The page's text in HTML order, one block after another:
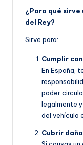
¿Para qué sirve
del Rey?
Sirve para:
Cumplir
En España,
poder
legalmente
del vehículo
Cubrir